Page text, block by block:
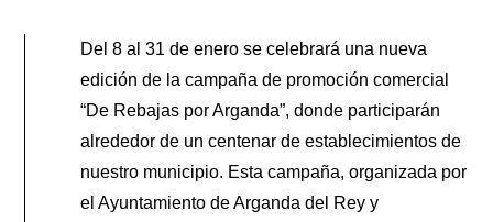
Del 8 al 31 de enero se celebrará una nueva
edición de la campaña de promoción comercial
“De Rebajas por Arganda”, donde participarán
alrededor de un centenar de establecimientos de
nuestro municipio. Esta campaña, organizada por
el Ayuntamiento de Arganda del Rey y